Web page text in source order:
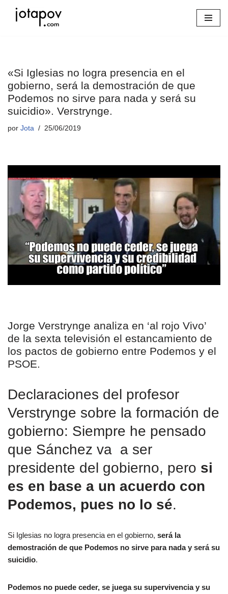
«Si Iglesias no logra presencia en el
gobierno, será la demostración de que
Podemos no sirve para nada y será su
suicidio». Verstrynge.
por Jota 25/06/2019
Jorge Verstrynge analiza en ‘al rojo Vivo’
de la sexta televisión el estancamiento de
los pactos de gobierno entre Podemos y el
PSOE.
Declaraciones del profesor
Verstrynge sobre la formación de
gobierno: Siempre he pensado
que Sánchez va a ser
presidente del gobierno, pero si
es en base a un acuerdo con
Podemos, pues no lo sé.
Si Iglesias no logra presencia en el gobierno, será la
demostración de que Podemos no sirve para nada y será su
suicidio.
Podemos no puede ceder, se juega su supervivencia y su